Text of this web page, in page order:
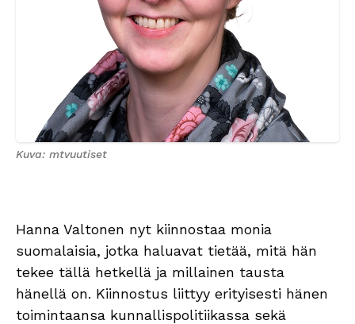
Kuva: mtvuutiset
Hanna Valtonen nyt kiinnostaa monia
suomalaisia, jotka haluavat tietää, mitä hän
tekee tällä hetkellä ja millainen tausta
hänellä on. Kiinnostus liittyy erityisesti hänen
toimintaansa kunnallispolitiikassa sekä